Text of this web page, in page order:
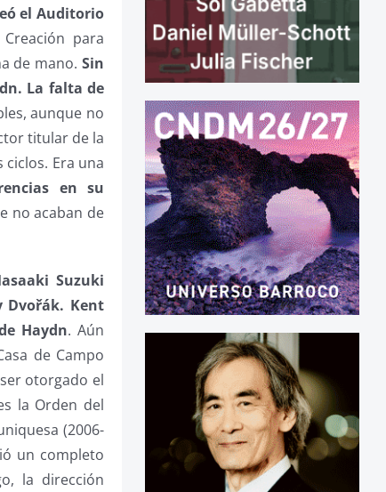
el Auditorio
para
de mano. Sin
La falta de
aunque no
titular de la
Era una
en su
no acaban de
Suzuki
Dvořák. Kent
Haydn. Aún
de Campo
otorgado el
la Orden del
(2006-
un completo
la dirección